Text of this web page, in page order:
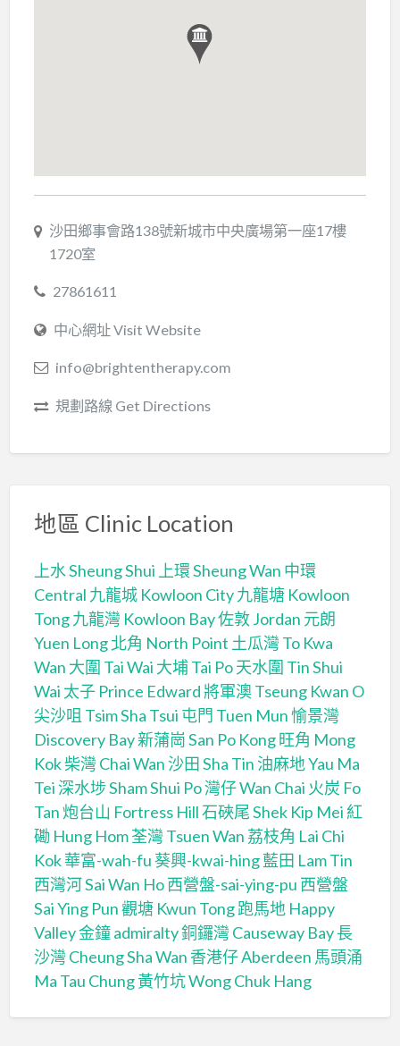
沙田鄉事會路138號新城市中央廣場第一座17樓
1720室
27861611
中心網址 Visit Website
info@brightentherapy.com
規劃路線 Get Directions
地區 Clinic Location
上水 Sheung Shui 上環 Sheung Wan 中環
Central 九龍城 Kowloon City九龍塘 Kowloon
Tong九龍灣 Kowloon Bay佐敦 Jordan 元朗
Yuen Long北角 North Point 土瓜灣 To Kwa
Wan 大圍 Tai Wai 大埔 Tai Po天水圍 Tin Shui
Wai 太子 Prince Edward將軍澳 Tseung Kwan O
尖沙咀 Tsim Sha Tsui 屯門 Tuen Mun愉景灣
Discovery Bay新蒲崗 San Po Kong旺角 Mong
Kok柴灣 Chai Wan沙田 Sha Tin 油麻地 Yau Ma
Tei深水埗 Sham Shui Po灣仔 Wan Chai 火炭 Fo
Tan炮台山 Fortress Hill石硤尾 Shek Kip Mei 紅
磡 Hung Hom荃灣 Tsuen Wan 荔枝角 Lai Chi
Kok華富-wah-fu葵興-kwai-hing藍田 Lam Tin
西灣河 Sai Wan Ho西營盤-sai-ying-pu 西營盤
Sai Ying Pun觀塘 Kwun Tong跑馬地 Happy
Valley金鐘 admiralty銅鑼灣 Causeway Bay長
沙灣 Cheung Sha Wan 香港仔 Aberdeen 馬頭涌
Ma Tau Chung黃竹坑 Wong Chuk Hang